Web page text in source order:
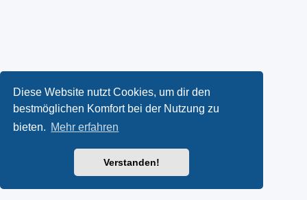
Diese Website nutzt Cookies, um dir den
bestmöglichen Komfort bei der Nutzung zu
bieten. Mehr erfahren
Verstanden!